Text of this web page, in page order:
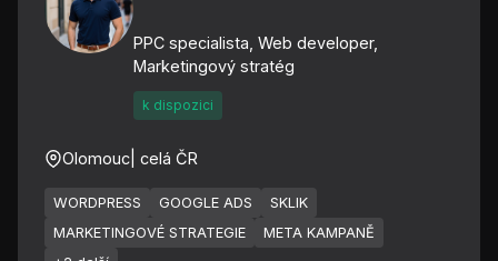
PPC specialista, Web developer,
Marketingový stratég
k dispozici
Olomouc | celá ČR
WORDPRESS GOOGLE ADS
SKLIK
MARKETINGOVÉ STRATEGIE
META KAMPANĚ